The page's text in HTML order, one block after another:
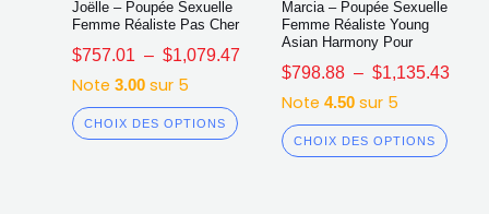
Joëlle – Poupée Sexuelle
Femme Réaliste Pas Cher
$757.01 – $1,079.47
Note 3.00sur 5
CHOIX DES OPTIONS
Marcia – Poupée Sexuelle
Femme Réaliste Young
Asian Harmony Pour
$798.88 – $1,135.43
Note 4.50sur 5
CHOIX DES OPTIONS